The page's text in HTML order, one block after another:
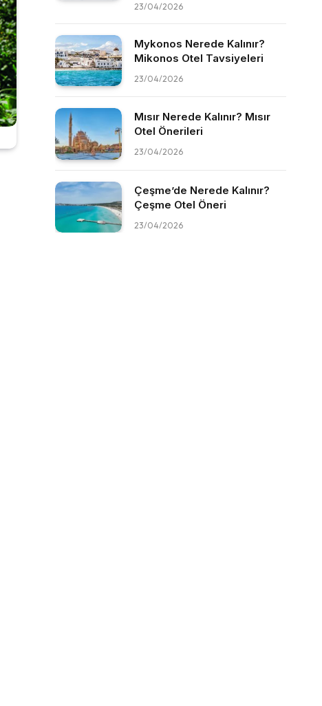
23/04/2026
Mykonos Nerede Kalınır?
Mikonos Otel Tavsiyeleri
23/04/2026
Mısır Nerede Kalınır? Mısır
Otel Önerileri
23/04/2026
Çeşme’de Nerede Kalınır?
Çeşme Otel Öneri
23/04/2026